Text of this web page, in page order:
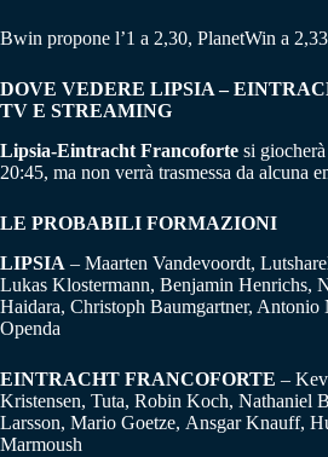
Bwin propone l’1 a 2,30, PlanetWin a
DOVE VEDERE LIPSIA –
TV E STREAMING
Lipsia-Eintracht Francoforte si
20:45, ma non verrà trasmessa da alcuna
LE PROBABILI FORMAZIONI
LIPSIA – Maarten Vandevoordt,
Lukas Klostermann, Benjamin Henrichs,
Haidara, Christoph Baumgartner,
Openda
EINTRACHT FRANCOFORTE –
Kristensen, Tuta, Robin Koch, Nathaniel
Larsson, Mario Goetze, Ansgar Knauff,
Marmoush